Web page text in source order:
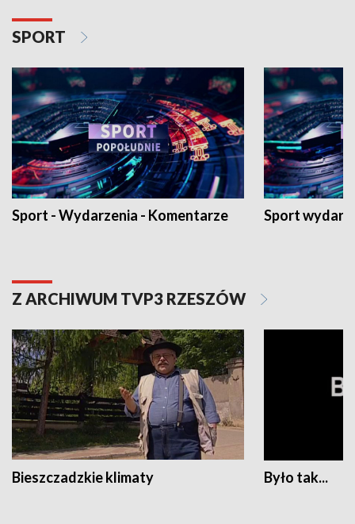
SPORT
Sport - Wydarzenia - Komentarze Sport
Z ARCHIWUM TVP3 RZESZÓW
Bieszczadzkie klimaty Było tak...